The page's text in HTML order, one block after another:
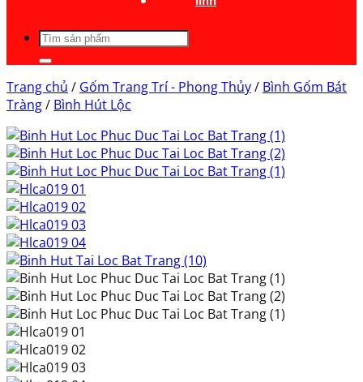
Tìm
kiếm:
Trang chủ / Gốm Trang Trí - Phong Thủy/ Bình Gốm Bát
Tràng/ Bình Hút Lộc